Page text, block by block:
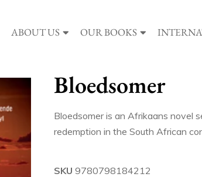
ABOUT US OUR BOOKS
Bloedsomer
Bloedsomer is an Afrikaans novel
redemption in the South African
SKU 9780798184212